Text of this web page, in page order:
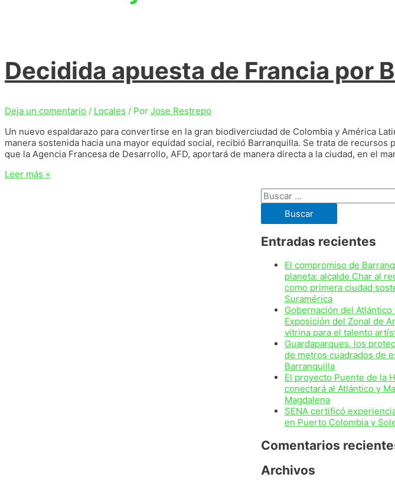
Decidida apuesta de Francia por
Deja un comentario / Locales / Por Jose Restrepo
Un nuevo espaldarazo para convertirse en la gran biodiverciudad de Colombia y América
manera sostenida hacia una mayor equidad social, recibió Barranquilla. Se trata de recursos
que la Agencia Francesa de Desarrollo, AFD, aportará de manera directa a la ciudad, en el
Decidida
Leer más »
Buscar:
Entradas recientes
El compromiso de
planeta: alcalde Char al
como primera ciudad
Suramérica
Gobernación del
Exposición del Zonal de
vitrina para el talento
Guardaparques, los
de metros cuadrados de
Barranquilla
El proyecto Puente de la
conectará al Atlántico y
Magdalena
SENA certificó
en Puerto Colombia y
Comentarios
Archivos